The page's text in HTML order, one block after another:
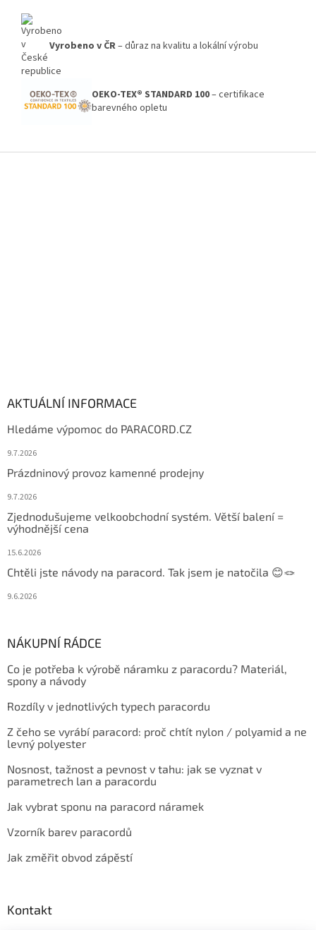
Vyrobeno v ČR– důraz na kvalitu a lokální výrobu
OEKO-TEX® STANDARD 100– certifikace
barevného opletu
AKTUÁLNÍ INFORMACE
Hledáme výpomoc do PARACORD.CZ
9.7.2026
Prázdninový provoz kamenné prodejny
9.7.2026
Zjednodušujeme velkoobchodní systém. Větší balení =
výhodnější cena
15.6.2026
Chtěli jste návody na paracord. Tak jsem je natočila 😊🪢
9.6.2026
NÁKUPNÍ RÁDCE
Co je potřeba k výrobě náramku z paracordu? Materiál,
spony a návody
Rozdíly v jednotlivých typech paracordu
Z čeho se vyrábí paracord: proč chtít nylon / polyamid a ne
levný polyester
Nosnost, tažnost a pevnost v tahu: jak se vyznat v
parametrech lan a paracordu
Jak vybrat sponu na paracord náramek
Vzorník barev paracordů
Jak změřit obvod zápěstí
Kontakt